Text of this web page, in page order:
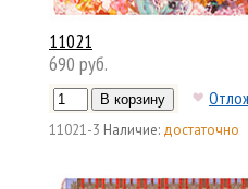
11021
690 руб.
11021-3 Наличие: достаточно